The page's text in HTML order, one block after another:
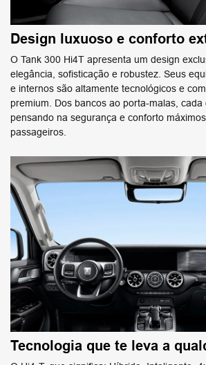
Design luxuoso e conforto
O Tank 300 Hi4T apresenta um design
elegância, sofisticação e robustez. Seus
e internos são altamente tecnológicos e
premium. Dos bancos ao porta-malas,
pensando na segurança e conforto
passageiros.
Tecnologia que te leva a